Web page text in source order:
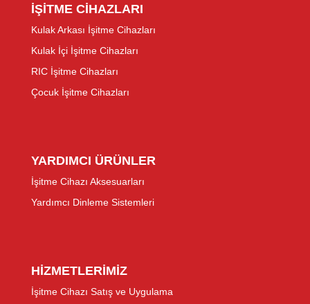
İŞİTME CİHAZLARI
Kulak Arkası İşitme Cihazları
Kulak İçi İşitme Cihazları
RIC İşitme Cihazları
Çocuk İşitme Cihazları
YARDIMCI ÜRÜNLER
İşitme Cihazı Aksesuarları
Yardımcı Dinleme Sistemleri
HİZMETLERİMİZ
İşitme Cihazı Satış ve Uygulama